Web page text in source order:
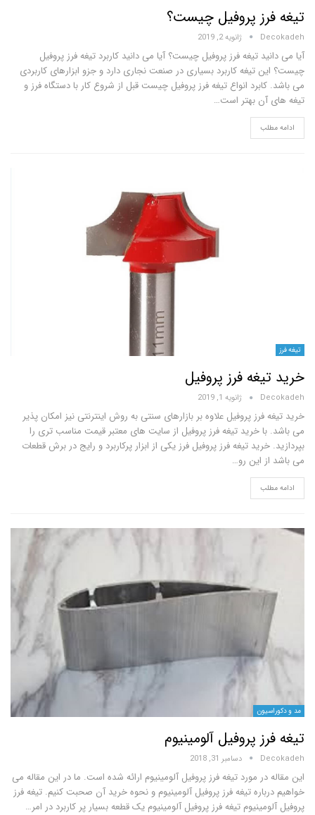
پروفیل چیست؟
ژانویه 2, 2019
تیغه فرز پروفیل چیست؟ آیا می دانید کاربرد تیغه فرز پروفیل
تیغه کاربرد بسیاری در صنعت نجاری دارد و جزو ابزارهای کاربردی
انواع تیغه فرز پروفیل چیست قبل از شروع کار با دستگاه فرز و
بهتر است…
فرز پروفیل
ژانویه 1, 2019
پروفیل علاوه بر بازارهای سنتی به روش اینترنتی نیز امکان پذیر
خرید تیغه فرز پروفیل از سایت های معتبر قیمت مناسب تری را
تیغه فرز پروفیل فرز یکی از ابزار پرکاربرد و رایج در برش قطعات
این رو…
پروفیل آلومینیوم
دسامبر 31, 2018
مورد تیغه فرز پروفیل آلومینیوم ارائه شده است. ما در این مقاله می
تیغه فرز پروفیل آلومینیوم و نحوه خرید آن صحبت کنیم. تیغه فرز
تیغه فرز پروفیل آلومینیوم یک قطعه بسیار پر کاربرد در امر…